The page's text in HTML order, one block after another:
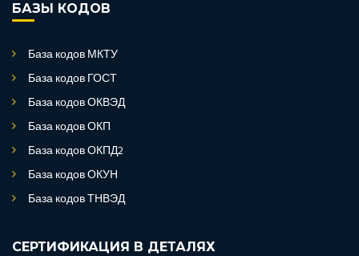
БАЗЫ КОДОВ
База кодов МКТУ
База кодов ГОСТ
База кодов ОКВЭД
База кодов ОКП
База кодов ОКПД2
База кодов ОКУН
База кодов ТНВЭД
СЕРТИФИКАЦИЯ В ДЕТАЛЯХ